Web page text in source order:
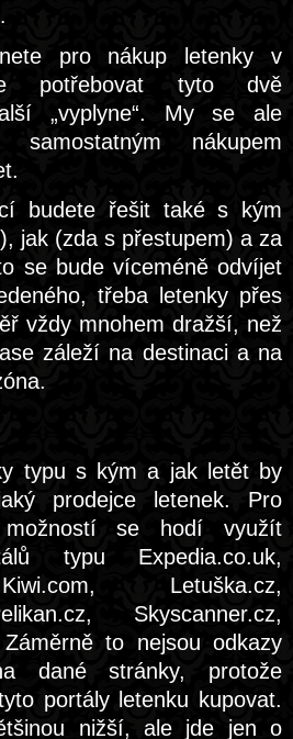
pro nákup letenky v
potřebovat tyto dvě
„vyplyne“. My se ale
samostatným nákupem
budete řešit také s kým
jak (zda s přestupem) a za
se bude víceméně odvíjet
třeba letenky přes
vždy mnohem dražší, než
záleží na destinaci a na
typu s kým a jak letět by
prodejce letenek. Pro
možností se hodí využít
typu Expedia.co.uk,
Letuška.cz,
Skyscanner.cz,
Záměrně to nejsou odkazy
dané stránky, protože
portály letenku kupovat.
nižší, ale jde jen o